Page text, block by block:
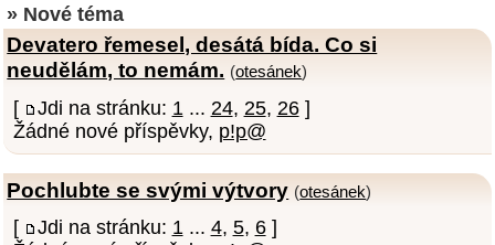
» Nové téma
Devatero řemesel, desátá bída. Co si
neudělám, to nemám. (otesánek)
[ Jdi na stránku: 1 ... 24, 25, 26]
Žádné nové příspěvky, p!p@
Pochlubte se svými výtvory (otesánek)
[ Jdi na stránku: 1... 4, 5, 6]